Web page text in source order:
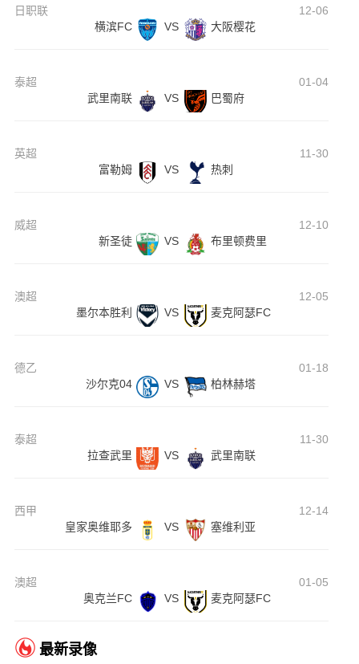
日职联
12-06
横滨FC
VS 大阪樱花
泰超
01-04
武里南联
VS 巴蜀府
英超
11-30
富勒姆
VS 热刺
威超
12-10
新圣徒
VS 布里顿费里
澳超
12-05
墨尔本胜利
VS 麦克阿瑟FC
德乙
01-18
沙尔克04
VS 柏林赫塔
泰超
11-30
拉查武里
VS 武里南联
西甲
12-14
皇家奥维耶多
VS 塞维利亚
澳超
01-05
奥克兰FC
VS 麦克阿瑟FC
最新录像